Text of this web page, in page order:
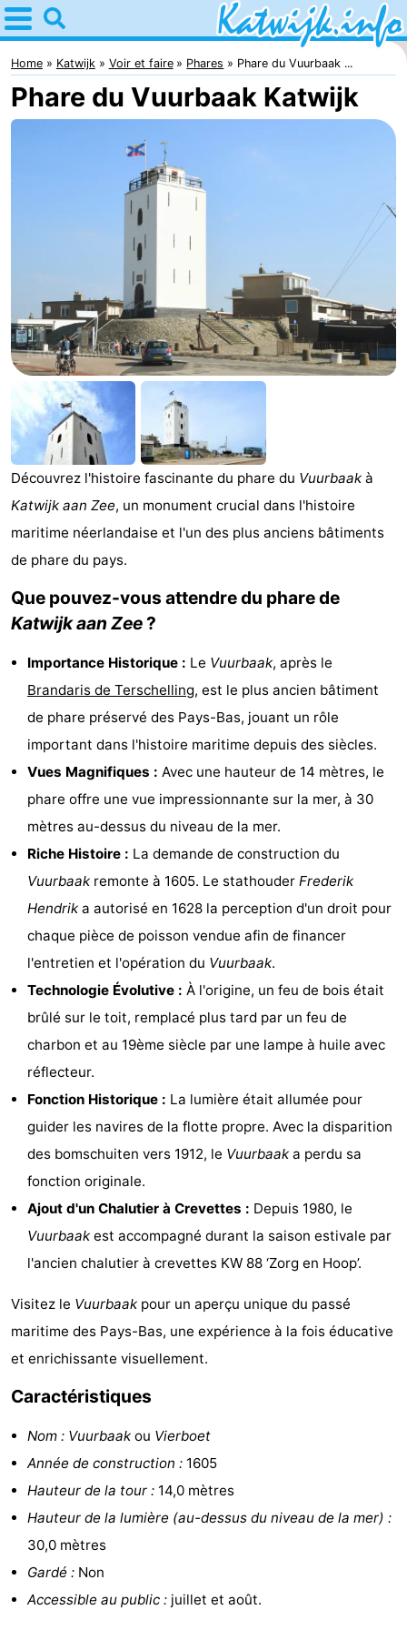
Home
Katwijk
Astuces
les
Passer
Chaumières
-
Noordduinen
Duinrell
Hôtels
Last
minutes
Plages
Voir
et
faire
Lieux
d'intérêt
-
Musées
Monuments
Points
Attractions
Terrains
jeux
intérieures
Experiences
Centres
bien-
Nature
Faire
-
Terrains
-
Sportive
Equitation
et
manger
Événements
Pratiques
Forum
Home Katwijk Voir et faire Phares Phare du Vuurbaak ...
Phare du Vuurbaak Katwijk
Découvrez l'histoire fascinante du phare du Vuurbaak à
Katwijk aan Zee, un monument crucial dans l'histoire
maritime néerlandaise et l'un des plus anciens bâtiments
de phare du pays.
Que pouvez-vous attendre du phare de
Katwijk aan Zee?
Importance Historique : Le Vuurbaak, après le
Brandaris de Terschelling, est le plus ancien bâtiment
de phare préservé des Pays-Bas, jouant un rôle
important dans l'histoire maritime depuis des siècles.
Vues Magnifiques : Avec une hauteur de 14 mètres, le
phare offre une vue impressionnante sur la mer, à 30
mètres au-dessus du niveau de la mer.
Riche Histoire : La demande de construction du
Vuurbaak remonte à 1605. Le stathouder Frederik
Hendrik a autorisé en 1628 la perception d'un droit pour
chaque pièce de poisson vendue afin de financer
l'entretien et l'opération du Vuurbaak.
Technologie Évolutive : À l'origine, un feu de bois était
brûlé sur le toit, remplacé plus tard par un feu de
charbon et au 19ème siècle par une lampe à huile avec
réflecteur.
Fonction Historique : La lumière était allumée pour
guider les navires de la flotte propre. Avec la disparition
des bomschuiten vers 1912, le Vuurbaak a perdu sa
fonction originale.
Ajout d'un Chalutier à Crevettes : Depuis 1980, le
Vuurbaak est accompagné durant la saison estivale par
l'ancien chalutier à crevettes KW 88 ‘Zorg en Hoop’.
Visitez le Vuurbaak pour un aperçu unique du passé
maritime des Pays-Bas, une expérience à la fois éducative
et enrichissante visuellement.
Caractéristiques
Nom : Vuurbaak ou Vierboet
Année de construction : 1605
Hauteur de la tour : 14,0 mètres
Hauteur de la lumière (au-dessus du niveau de la mer) :
30,0 mètres
Gardé : Non
Accessible au public : juillet et août.